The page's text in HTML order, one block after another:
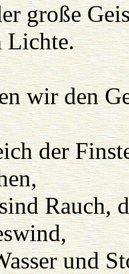
große
Lichte.
wir den
der
Rauch,
und